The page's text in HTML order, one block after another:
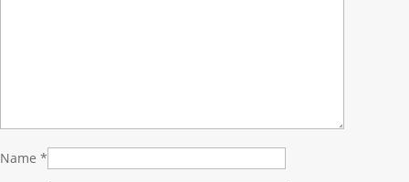
Name *